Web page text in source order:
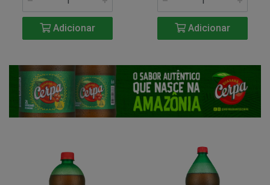
Adicionar Adicionar